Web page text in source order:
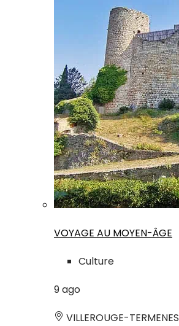
VOYAGE AU MOYEN-ÂGE
Culture
9ago
VILLEROUGE-TERMENES